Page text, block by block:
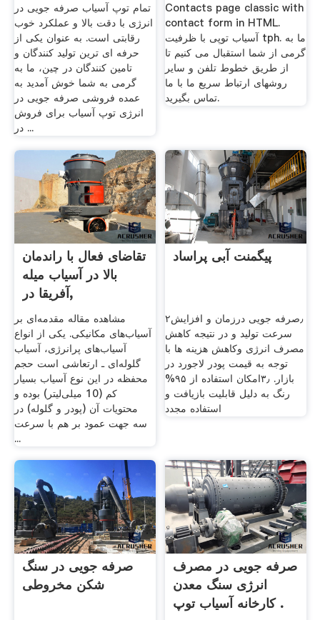
تمام توپ آسیاب صرفه جویی در
انرژی با دقت بالا و عملکرد خوب
رقابتی است. به عنوان یکی از
حرفه ای ترین تولید کنندگان و
تامین کنندگان در چین، ما به
گرمی به شما خوش آمدید به
عمده فروشی صرفه جویی در
انرژی توپ آسیاب برای فروش
در ...
Contacts page classic with
contact form in HTML.
آسیاب توپی با ظرفیت tph. ما به
گرمی از شما استقبال می کنیم تا
از طریق خطوط تلفن و سایر
روشهای ارتباط سریع ما با ما
تماس بگیرید.
تقاضای فعال با راندمان
بالا در آسیاب میله
آفریقا در,
مشاهده مقاله مقدمه‌ای بر
آسیاب‌های مکانیکی. یکی از انواع
آسیاب‌های پرانرژی، آسیاب
گلوله‌ای ـ ارتعاشی است حجم
محفظه در این نوع آسیاب بسیار
کم (10 میلی‌لیتر) بوده و
محتویات آن (پودر و گلوله) در
سه جهت عمود بر هم با سرعت
...
پیگمنت آبی پراساد
۲٫صرفه جویی درزمان و افزایش
سرعت تولید و در نتیجه کاهش
مصرف انرژی وکاهش هزینه ها با
توجه به قیمت پودر لاجورد در
بازار. ۳٫امکان استفاده از ۹۵%
رنگ به دلیل قابلیت بازیافت و
استفاده مجدد
صرفه جویی در سنگ
شکن مخروطی
صرفه جویی در مصرف
انرژی سنگ معدن
کارخانه آسیاب توپ .